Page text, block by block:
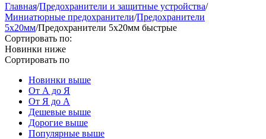
Главная/Предохранители и защитные устройства/
Миниатюрные предохранители/Предохранители
5x20мм/Предохранители 5x20мм быстрые
Сортировать по:
Новинки ниже
Сортировать по
Новинки выше
От А до Я
От Я до А
Дешевые выше
Дорогие выше
Популярные выше